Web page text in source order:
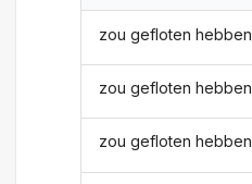
zou gefloten hebben
zou gefloten hebben
zou gefloten hebben